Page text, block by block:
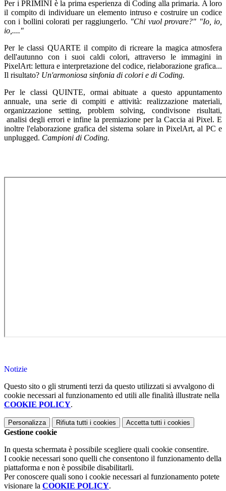
Per i PRIMINI è la prima esperienza di Coding alla primaria. A loro
il compito di individuare un elemento intruso e costruire un codice
con i bollini colorati per raggiungerlo. "Chi vuol provare?" "Io, io,
io,...."
Per le classi QUARTE il compito di ricreare la magica atmosfera
dell'autunno con i suoi caldi colori, attraverso le immagini in
PixelArt: lettura e interpretazione del codice, rielaborazione grafica...
Il risultato? Un'armoniosa sinfonia di colori e di Coding.
Per le classi QUINTE, ormai abituate a questo appuntamento
annuale, una serie di compiti e attività: realizzazione materiali,
organizzazione setting, problem solving, condivisone risultati,
analisi degli errori e infine la premiazione per la Caccia ai Pixel. E
inoltre l'elaborazione grafica del sistema solare in PixelArt, al PC e
unplugged. Campioni di Coding.
Notizie
Questo sito o gli strumenti terzi da questo utilizzati si avvalgono di
cookie necessari al funzionamento ed utili alle finalità illustrate nella
COOKIE POLICY.
Personalizza Rifiuta tutti i cookies Accetta tutti i cookies
Gestione cookie
In questa schermata è possibile scegliere quali cookie consentire.
I cookie necessari sono quelli che consentono il funzionamento della
piattaforma e non è possibile disabilitarli.
Per conoscere quali sono i cookie necessari al funzionamento potete
visionare la COOKIE POLICY.